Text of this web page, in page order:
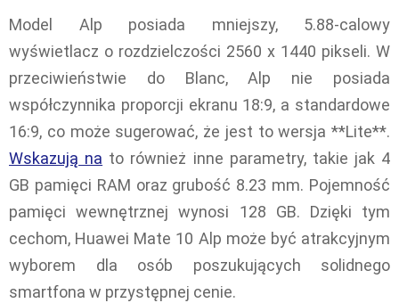
Model Alp posiada mniejszy, 5.88-calowy
wyświetlacz o rozdzielczości 2560 x 1440 pikseli. W
przeciwieństwie do Blanc, Alp nie posiada
współczynnika proporcji ekranu 18:9, a standardowe
16:9, co może sugerować, że jest to wersja **Lite**.
Wskazują na to również inne parametry, takie jak 4
GB pamięci RAM oraz grubość 8.23 mm. Pojemność
pamięci wewnętrznej wynosi 128 GB. Dzięki tym
cechom, Huawei Mate 10 Alp może być atrakcyjnym
wyborem dla osób poszukujących solidnego
smartfona w przystępnej cenie.